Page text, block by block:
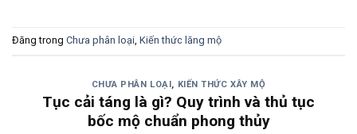
Đăng trong Chưa phân loại Kiến thức lăng mộ
CHƯA PHÂN LOẠI, KIẾN THỨC XÂY MỘ
Tục cải táng là gì? Quy trình và thủ tục
bốc mộ chuẩn phong thủy